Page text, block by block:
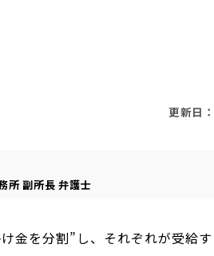
更新日
所副所長 弁護士
金を分割”し、それぞれが受給